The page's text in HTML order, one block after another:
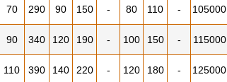
70 290 90 150 - 80 110 - 105000
90 340 120 190 - 100 150 - 115000
110 390 140 220 - 120 180 - 125000